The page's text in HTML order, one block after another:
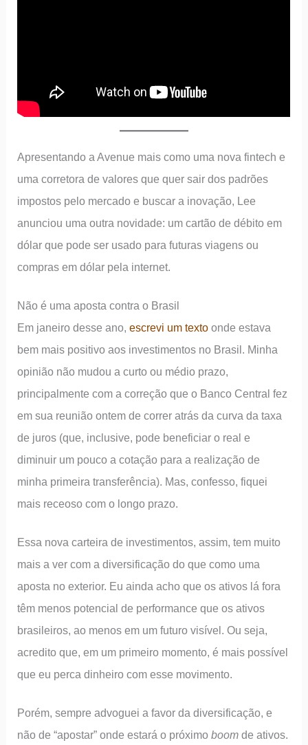
Apresentando a Avenue mais como uma nova fintech e
uma corretora de valores que quer sair dos padrões
impostos pelo mercado e buscar a inovação, Lee
anunciou uma outra novidade: um cartão de débito em
dólar que pode ser usado para futuras viagens ou
compras em dólar pela internet.
Não é uma aposta contra o Brasil
Em janeiro desse ano,escrevi um texto onde estava
bem mais positivo aos investimentos no Brasil. Minha
opinião não mudou a curto ou médio prazo,
principalmente com a correção que o Banco Central fez
em sua reunião ontem de correr atrás da curva da taxa
de juros (que, inclusive, pode beneficiar o real e
diminuir um pouco a cotação para a realização de
minha primeira transferência). Mas, confesso, fiquei
mais receoso com o longo prazo.
Essa nova carteira de investimentos, assim, tem muito
mais a ver com a diversificação do que como uma
aposta no exterior. Eu ainda acho que os ativos lá fora
têm menos potencial de performance que os ativos
brasileiros, ao menos em um futuro visível. Ou seja,
acredito que, em um primeiro momento, é mais possível
que eu perca dinheiro com esse movimento.
Porém, sempre advoguei a favor da diversificação, e
não de “apostar” onde estará o próximoboom de ativos.